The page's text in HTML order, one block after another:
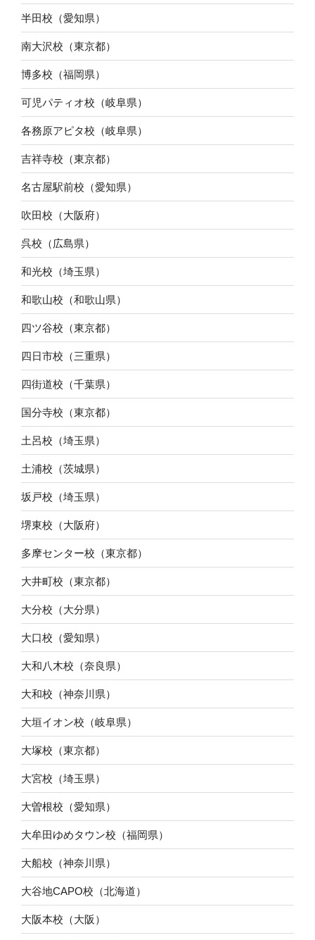
半田校（愛知県）
南大沢校（東京都）
博多校（福岡県）
可児パティオ校（岐阜県）
各務原アピタ校（岐阜県）
吉祥寺校（東京都）
名古屋駅前校（愛知県）
吹田校（大阪府）
呉校（広島県）
和光校（埼玉県）
和歌山校（和歌山県）
四ツ谷校（東京都）
四日市校（三重県）
四街道校（千葉県）
国分寺校（東京都）
土呂校（埼玉県）
土浦校（茨城県）
坂戸校（埼玉県）
堺東校（大阪府）
多摩センター校（東京都）
大井町校（東京都）
大分校（大分県）
大口校（愛知県）
大和八木校（奈良県）
大和校（神奈川県）
大垣イオン校（岐阜県）
大塚校（東京都）
大宮校（埼玉県）
大曽根校（愛知県）
大牟田ゆめタウン校（福岡県）
大船校（神奈川県）
大谷地CAPO校（北海道）
大阪本校（大阪）